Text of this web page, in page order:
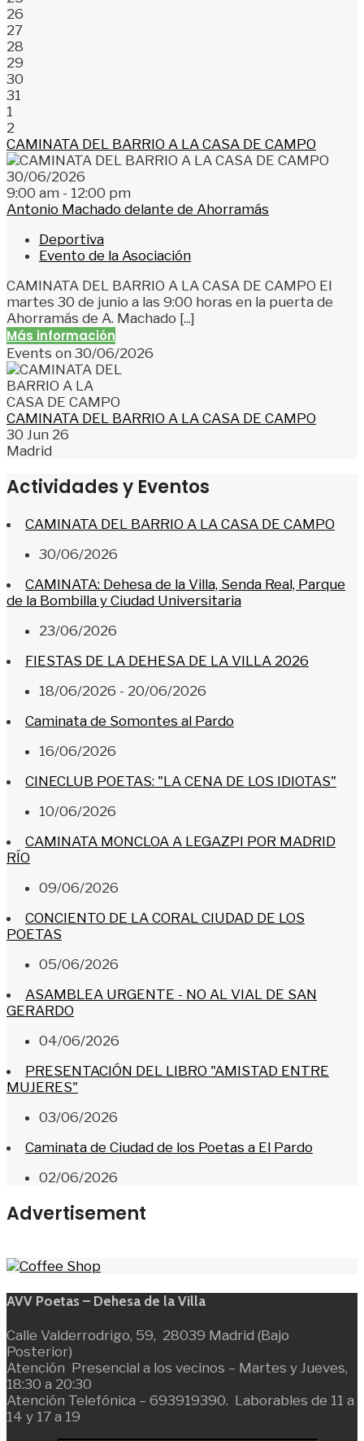
26
27
28
29
30
31
1
2
CAMINATA DEL BARRIO A LA CASA DE CAMPO
30/06/2026
9:00 am - 12:00 pm
Antonio Machado delante de Ahorramás
Deportiva
Evento de la Asociación
CAMINATA DEL BARRIO A LA CASA DE CAMPO El
martes 30 de junio a las 9:00 horas en la puerta de
Ahorramás de A. Machado [...]
Más información
Events on 30/06/2026
CAMINATA DEL BARRIO A LA CASA DE CAMPO
30 Jun 26
Madrid
Actividades y Eventos
CAMINATA DEL BARRIO A LA CASA DE CAMPO
30/06/2026
CAMINATA: Dehesa de la Villa, Senda Real, Parque
de la Bombilla y Ciudad Universitaria
23/06/2026
FIESTAS DE LA DEHESA DE LA VILLA 2026
18/06/2026 - 20/06/2026
Caminata de Somontes al Pardo
16/06/2026
CINECLUB POETAS: "LA CENA DE LOS IDIOTAS"
10/06/2026
CAMINATA MONCLOA A LEGAZPI POR MADRID
RÍO
09/06/2026
CONCIENTO DE LA CORAL CIUDAD DE LOS
POETAS
05/06/2026
ASAMBLEA URGENTE - NO AL VIAL DE SAN
GERARDO
04/06/2026
PRESENTACIÓN DEL LIBRO "AMISTAD ENTRE
MUJERES"
03/06/2026
Caminata de Ciudad de los Poetas a El Pardo
02/06/2026
Advertisement
AVV Poetas – Dehesa de la Villa
Calle Valderrodrigo, 59, 28039 Madrid (Bajo
Posterior)
Atención Presencial a los vecinos – Martes y Jueves,
18:30 a 20:30
Atención Telefónica – 693919390. Laborables de 11 a
14 y 17 a 19